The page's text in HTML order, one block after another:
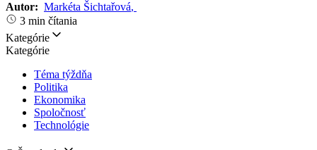
Autor: Markéta Šichtařová,
3 min čítania
Kategórie
Kategórie
Téma týždňa
Politika
Ekonomika
Spoločnosť
Technológie